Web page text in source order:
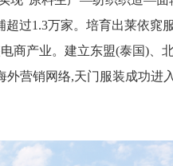
过1.3万家。培育出莱依窕
商产业。建立东盟(泰国)、
营销网络,天门服装成功进